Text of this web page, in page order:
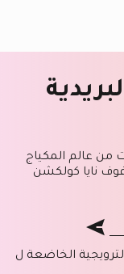
من عالم المكياج
نايا كولكشن
الخاضعة ل